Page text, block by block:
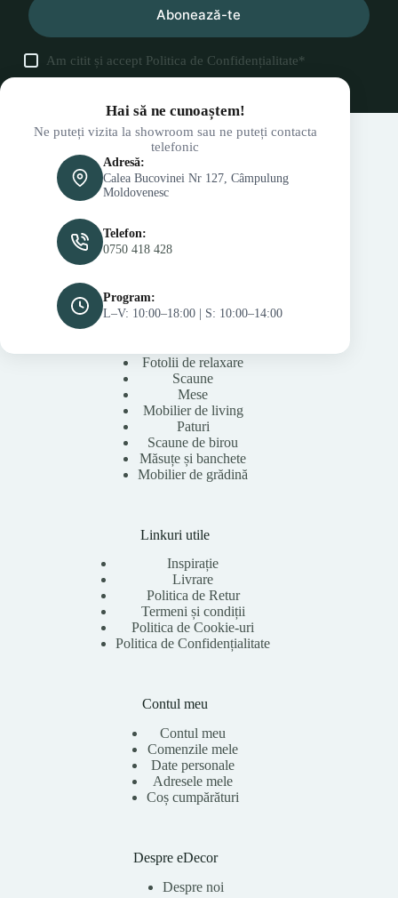
Abonează-te
Am citit și accept Politica de Confidențialitate*
Hai să ne cunoaștem!
Ne puteți vizita la showroom sau ne puteți contacta
telefonic
Adresă:
Calea Bucovinei Nr 127, Câmpulung
Moldovenesc
Telefon:
0750 418 428
Program:
L–V: 10:00–18:00 | S: 10:00–14:00
Fotolii de relaxare
Scaune
Mese
Mobilier de living
Paturi
Scaune de birou
Măsuțe și banchete
Mobilier de grădină
Linkuri utile
Inspirație
Livrare
Politica de Retur
Termeni și condiții
Politica de Cookie-uri
Politica de Confidențialitate
Contul meu
Contul meu
Comenzile mele
Date personale
Adresele mele
Coș cumpărături
Despre eDecor
Despre noi